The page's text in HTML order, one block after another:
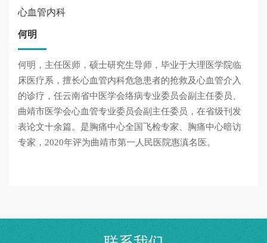
心血管内科
何明
何明，主任医师，硕士研究生导师，毕业于大理医学院临
床医疗系，擅长心血管内科危急患者的抢救及心血管介入
的诊疗，任云南省中医学会络病专业委员会副主任委员、
曲靖市医学会心血管专业委员会副主任委员，在省级刊发
表论文十余篇。是胸痛中心全国飞检专家、胸痛中心暗访
专家，2020年评为曲靖市第一人民医院惠滇名医。